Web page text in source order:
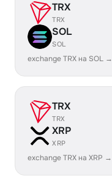
TRX
TRX
SOL
SOL
exchange TRX на SOL →
TRX
TRX
XRP
XRP
exchange TRX на XRP →